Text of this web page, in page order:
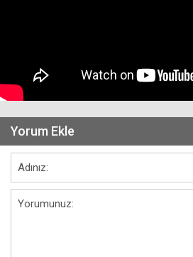
Yorum Ekle